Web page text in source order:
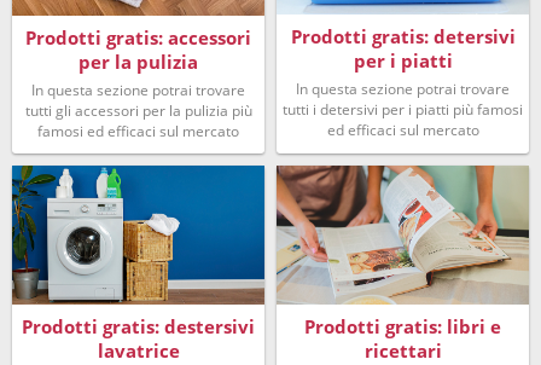
Prodotti gratis: accessori
per la pulizia
In questa sezione potrai trovare
tutti gli accessori per la pulizia più
famosi ed efficaci sul mercato
Prodotti gratis: detersivi
per i piatti
In questa sezione potrai trovare
tutti i detersivi per i piatti più famosi
ed efficaci sul mercato
Prodotti gratis: destersivi
lavatrice
Prodotti gratis: libri e
ricettari